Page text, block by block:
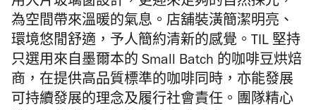
為空間帶來溫暖的氣息。店舖裝潢簡潔明亮、
環境悠閒舒適，予人簡約清新的感覺。 TIL 堅持
只選用來自墨爾本的 Small Batch 的咖啡豆烘焙
商， 在提供高品質標準的咖啡同時，亦能發展
可持續發展的理念及履行社會責任。團隊精心